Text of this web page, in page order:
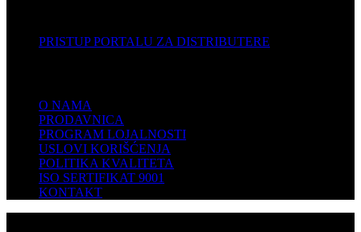
PRISTUP PORTALU ZA DISTRIBUTERE
O NAMA
PRODAVNICA
PROGRAM LOJALNOSTI
USLOVI KORIŠĆENJA
POLITIKA KVALITETA
ISO SERTIFIKAT 9001
KONTAKT